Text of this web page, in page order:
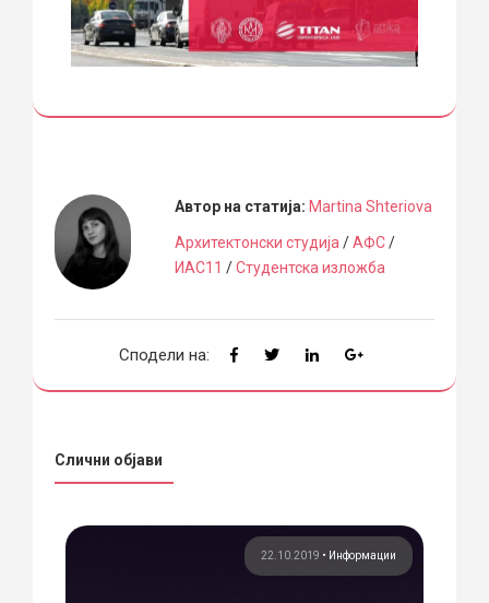
Автор на статија: Martina Shteriova
Архитектонски студија /АФС/
ИАС11 /Студентска изложба
Сподели на:
Слични објави
22.10.2019 • Информации